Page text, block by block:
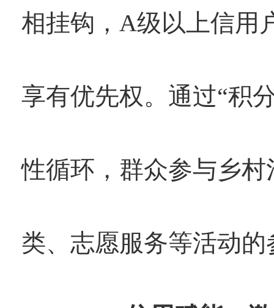
相挂钩，A级以上信用
享有优先权。通过“积
性循环，群众参与乡
类、志愿服务等活动